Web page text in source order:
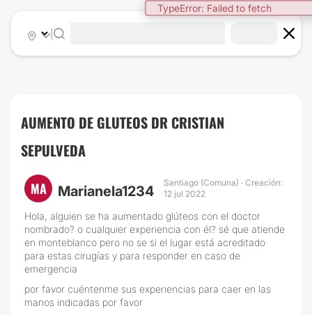
TypeError: Failed to fetch
|
AUMENTO DE GLUTEOS DR CRISTIAN
SEPULVEDA
MA Marianela1234
Santiago (Comuna) · Creación:
12 jul 2022
Hola, alguien se ha aumentado glúteos con el doctor
nombrado? o cualquier experiencia con él? sé que atiende
en monteblanco pero no se si el lugar está acreditado
para estas cirugías y para responder en caso de
emergencia
por favor cuéntenme sus experiencias para caer en las
manos indicadas por favor